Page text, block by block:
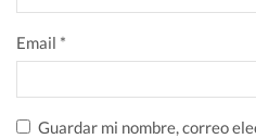
Email *
Guardar mi nombre, correo